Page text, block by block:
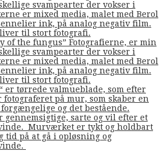
svampearter der vokser i
er mixed media, malet med Berol
ink, på analog negativ film.
til stort fotografi.
of the fungus” Fotografierne, er min
svampearter der vokser i
er mixed media, malet med Berol
ink, på analog negativ film.
til stort fotografi.
er tørrede valmueblade, som efter
fotograferet på mur, som skaber en
og det bestående.
gennemsigtige, sarte og vil efter et
Murværket er tykt og holdbart
tid på at gå i opløsning og